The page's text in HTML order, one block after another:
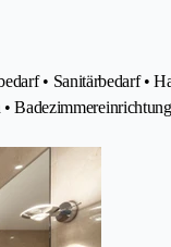
• Sanitärbedarf •